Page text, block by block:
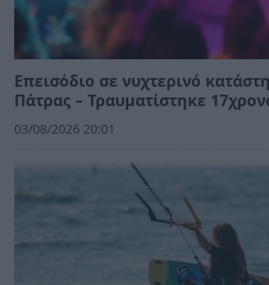
Επεισόδιο σε νυχτερινό
Πάτρας – Τραυματίστηκε
03/08/2026 20:01